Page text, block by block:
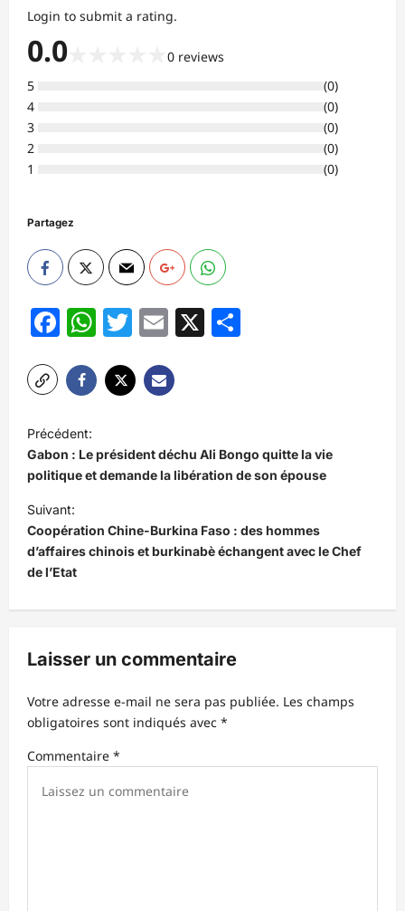
Login to submit a rating.
0.0 0 reviews
5
(0)
4
(0)
3
(0)
2
(0)
1
(0)
Partagez
Facebook
WhatsApp
Twitter
Email
X
a
v
i
g
a
o
d
’
a
Précédent:
Gabon : Le président déchu Ali Bongo quitte la vie
politique et demande la libération de son épouse
Suivant:
Coopération Chine-Burkina Faso : des hommes
d’affaires chinois et burkinabè échangent avec le Chef
de l’Etat
Laisser un commentaire
Votre adresse e-mail ne sera pas publiée. Les champs
obligatoires sont indiqués avec *
Commentaire *